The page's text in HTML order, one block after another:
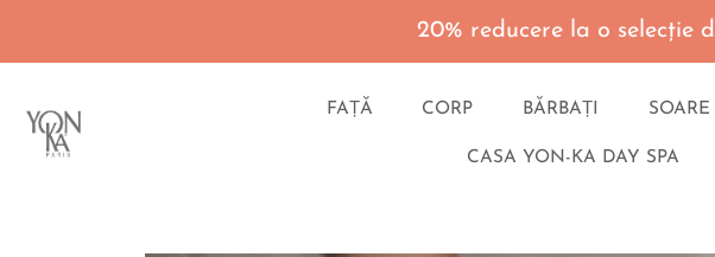
20% reducere la o selecţie
FAȚĂ CORP BĂRBAȚI SOARE
CASA YON-KA DAY SPA